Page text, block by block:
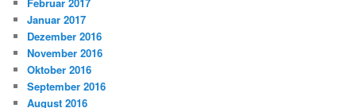
Februar 2017
Januar 2017
Dezember 2016
November 2016
Oktober 2016
September 2016
August 2016